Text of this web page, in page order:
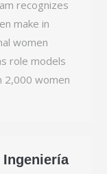
recognizes
make in
women
role models
2,000 women
Ingeniería